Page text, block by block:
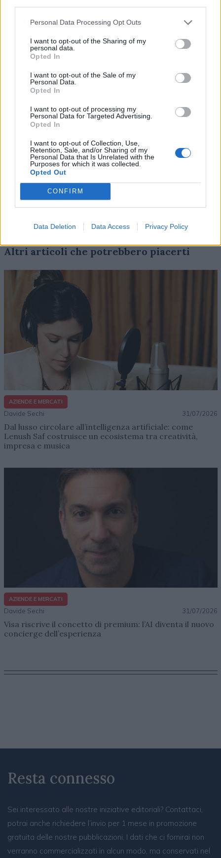
Personal Data Processing Opt Outs
I want to opt-out of the Sharing of my
personal data.
Opted In
I want to opt-out of the Sale of my
Personal Data.
Opted In
I want to opt-out of processing my
Personal Data for Targeted Advertising.
Opted In
I want to opt-out of Collection, Use,
Retention, Sale, and/or Sharing of my
Personal Data that Is Unrelated with the
Purposes for which it was collected.
Opted Out
CONFIRM
Data Deletion Data Access Privacy Policy
dimensioni tramite uno spazio cloud nativo integrato
nella webmail. Libero Mail evolve inoltre in hub di
servizi digitali con office suite online, strumenti per la
fatturazione elettronica, pagamenti di bollettini,
comparazione offerte luce, gas, ADSL e telefonia, oltre
a domini personalizzati per email e Libero PEC. Con
oltre 10 milioni di caselle attive, il servizio consolida il
proprio ruolo nell’ecosistema digitale italiano e rafforza
il valore pubblicitario di un contesto capace di
garantire ampia copertura, brand safety e dati di prima
parte.
DIGITAL MARKETING AI
Altri articoli che potrebbero piacerti
AZIENDE E MERCATI
Davide Sechi 31/07/2026
Dal lusso circolare all’intelligenza artificiale: come
Lenush Saf costruisce un ecosistema tra creatività,
impresa e musica
AZIENDE E MERCATI
Davide Sechi 31/07/2026
Visa riscrive il concetto di premium: l’AI diventa il nuovo
concierge dell’esperienza
Resta connesso
Sei interessato alle nostre iniziative editoriali? Contattaci,
potrai anche richiedere l’invio per 1 mese in promozione
gratuita delle nostre pubblicazioni. I dati che ci fornirai non
verranno commercializzati in alcun modo, ma conservati nel